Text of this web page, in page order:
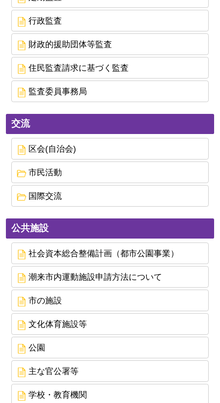
行政監査
財政的援助団体等監査
住民監査請求に基づく監査
監査委員事務局
交流
区会(自治会)
市民活動
国際交流
公共施設
社会資本総合整備計画（都市公園事業）
潮来市内運動施設申請方法について
市の施設
文化体育施設等
公園
主な官公署等
学校・教育機関